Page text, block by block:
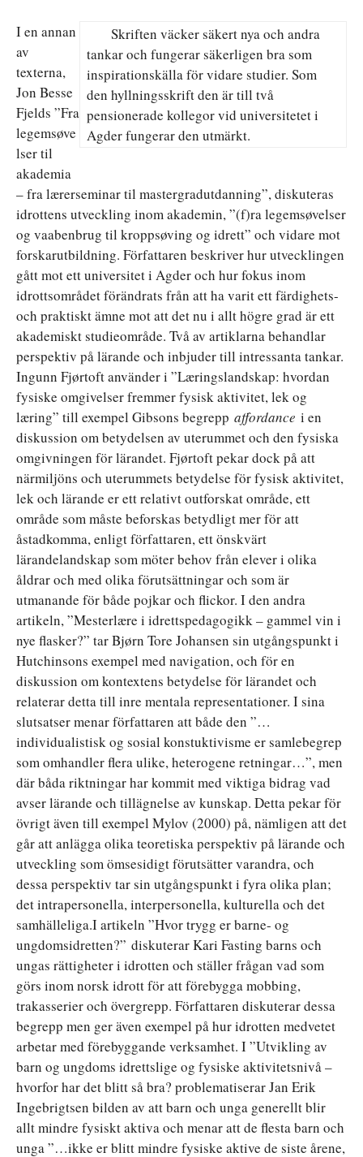
Skriften väcker säkert nya och andra
tankar och fungerar säkerligen bra som
inspirationskälla för vidare studier. Som
den hyllningsskrift den är till två
pensionerade kollegor vid universitetet i
Agder fungerar den utmärkt.
I en annan
av
texterna,
Jon Besse
Fjelds ”Fra
legemsøve
lser til
akademia
– fra lærerseminar til mastergradutdanning”, diskuteras
idrottens utveckling inom akademin, ”(f)ra legemsøvelser
og vaabenbrug til kroppsøving og idrett” och vidare mot
forskarutbildning. Författaren beskriver hur utvecklingen
gått mot ett universitet i Agder och hur fokus inom
idrottsområdet förändrats från att ha varit ett färdighets-
och praktiskt ämne mot att det nu i allt högre grad är ett
akademiskt studieområde. Två av artiklarna behandlar
perspektiv på lärande och inbjuder till intressanta tankar.
Ingunn Fjørtoft använder i ”Læringslandskap: hvordan
fysiske omgivelser fremmer fysisk aktivitet, lek og
læring” till exempel Gibsons begrepp affordance i en
diskussion om betydelsen av uterummet och den fysiska
omgivningen för lärandet. Fjørtoft pekar dock på att
närmiljöns och uterummets betydelse för fysisk aktivitet,
lek och lärande er ett relativt outforskat område, ett
område som måste beforskas betydligt mer för att
åstadkomma, enligt författaren, ett önskvärt
lärandelandskap som möter behov från elever i olika
åldrar och med olika förutsättningar och som är
utmanande för både pojkar och flickor. I den andra
artikeln, ”Mesterlære i idrettspedagogikk – gammel vin i
nye flasker?” tar Bjørn Tore Johansen sin utgångspunkt i
Hutchinsons exempel med navigation, och för en
diskussion om kontextens betydelse för lärandet och
relaterar detta till inre mentala representationer. I sina
slutsatser menar författaren att både den ”…
individualistisk og sosial konstuktivisme er samlebegrep
som omhandler flera ulike, heterogene retningar…”, men
där båda riktningar har kommit med viktiga bidrag vad
avser lärande och tillägnelse av kunskap. Detta pekar för
övrigt även till exempel Mylov (2000) på, nämligen att det
går att anlägga olika teoretiska perspektiv på lärande och
utveckling som ömsesidigt förutsätter varandra, och
dessa perspektiv tar sin utgångspunkt i fyra olika plan;
det intrapersonella, interpersonella, kulturella och det
samhälleliga.I artikeln ”Hvor trygg er barne- og
ungdomsidretten?” diskuterar Kari Fasting barns och
ungas rättigheter i idrotten och ställer frågan vad som
görs inom norsk idrott för att förebygga mobbing,
trakasserier och övergrepp. Författaren diskuterar dessa
begrepp men ger även exempel på hur idrotten medvetet
arbetar med förebyggande verksamhet. I ”Utvikling av
barn og ungdoms idrettslige og fysiske aktivitetsnivå –
hvorfor har det blitt så bra? problematiserar Jan Erik
Ingebrigtsen bilden av att barn och unga generellt blir
allt mindre fysiskt aktiva och menar att de flesta barn och
unga ”…ikke er blitt mindre fysiske aktive de siste årene,